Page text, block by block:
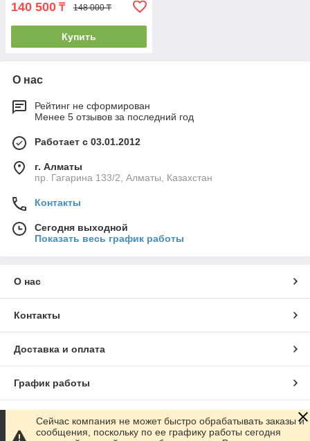
140 500 ₸ 148 000 ₸
Купить
О нас
Рейтинг не сформирован
Менее 5 отзывов за последний год
Работает с 03.01.2012
г. Алматы
пр. Гагарина 133/2, Алматы, Казахстан
Контакты
Сегодня выходной
Показать весь график работы
О нас
Контакты
Доставка и оплата
График работы
Полная версия сайта
Сейчас компания не может быстро обрабатывать заказы и
сообщения, поскольку по ее графику работы сегодня